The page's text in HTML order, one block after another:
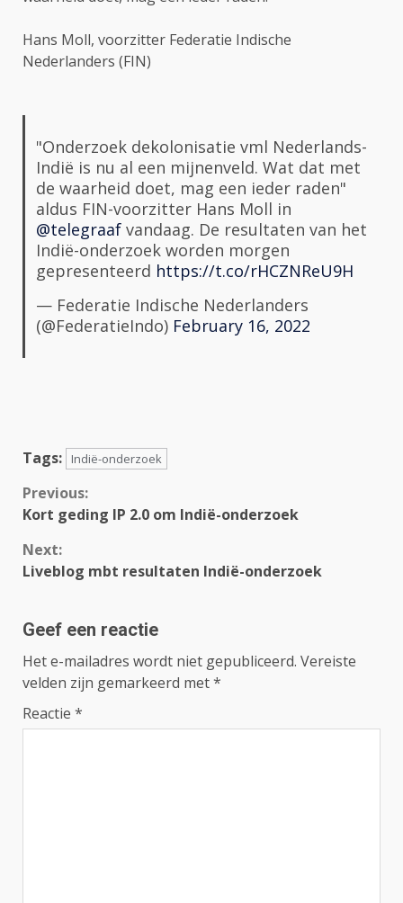
Hans Moll, voorzitter Federatie Indische
Nederlanders (FIN)
"Onderzoek dekolonisatie vml Nederlands-
Indië is nu al een mijnenveld. Wat dat met
de waarheid doet, mag een ieder raden"
aldus FIN-voorzitter Hans Moll in
@telegraafvandaag. De resultaten van het
Indië-onderzoek worden morgen
gepresenteerd https://t.co/rHCZNReU9H
— Federatie Indische Nederlanders
(@FederatieIndo) February 16, 2022
Tags: Indië-onderzoek
Continue
Reading
Previous:
Kort geding IP 2.0 om Indië-onderzoek
Next:
Liveblog mbt resultaten Indië-onderzoek
Geef een reactie
Het e-mailadres wordt niet gepubliceerd. Vereiste
velden zijn gemarkeerd met*
Reactie *